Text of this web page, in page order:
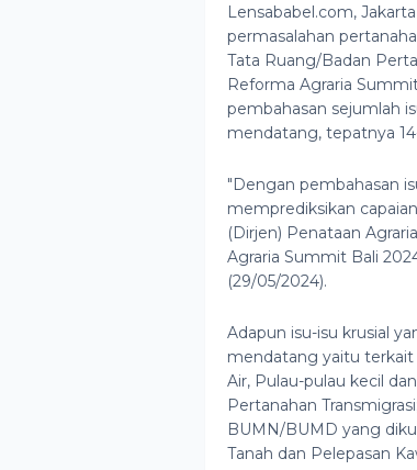
Lensababel.com,
permasalahan
Tata Ruang/Badan
Reforma Agraria
pembahasan sejumlah
mendatang, tepatnya
"Dengan pembahasan
memprediksikan
(Dirjen) Penataan
Agraria Summit Bali
(29/05/2024).
Adapun isu-isu krusial
mendatang yaitu terkait
Air, Pulau-pulau kecil
Pertanahan
BUMN/BUMD yang
Tanah dan Pelepasan